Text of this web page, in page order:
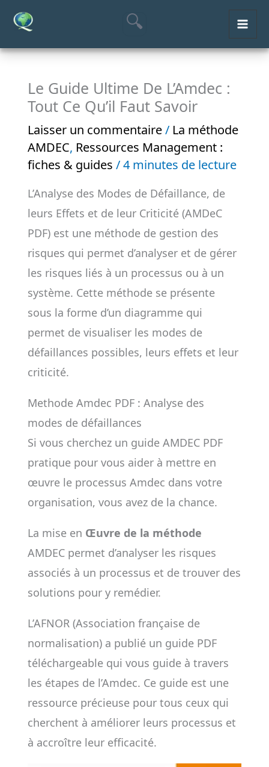
Aller
contenu
Le Guide Ultime De L’Amdec :
Tout Ce Qu’il Faut Savoir
Laisser un commentaire / La méthode
AMDEC, Ressources Management :
fiches & guides /4 minutes de lecture
L’Analyse des Modes de Défaillance, de
leurs Effets et de leur Criticité (AMDeC
PDF) est une méthode de gestion des
risques qui permet d’analyser et de gérer
les risques liés à un processus ou à un
système. Cette méthode se présente
sous la forme d’un diagramme qui
permet de visualiser les modes de
défaillances possibles, leurs effets et leur
criticité.
Methode Amdec PDF : Analyse des
modes de défaillances
Si vous cherchez un guide AMDEC PDF
pratique pour vous aider à mettre en
œuvre le processus Amdec dans votre
organisation, vous avez de la chance.
La mise en Œuvre de la méthode
AMDEC permet d’analyser les risques
associés à un processus et de trouver des
solutions pour y remédier.
L’AFNOR (Association française de
normalisation) a publié un guide PDF
téléchargeable qui vous guide à travers
les étapes de l’Amdec. Ce guide est une
ressource précieuse pour tous ceux qui
cherchent à améliorer leurs processus et
à accroître leur efficacité.